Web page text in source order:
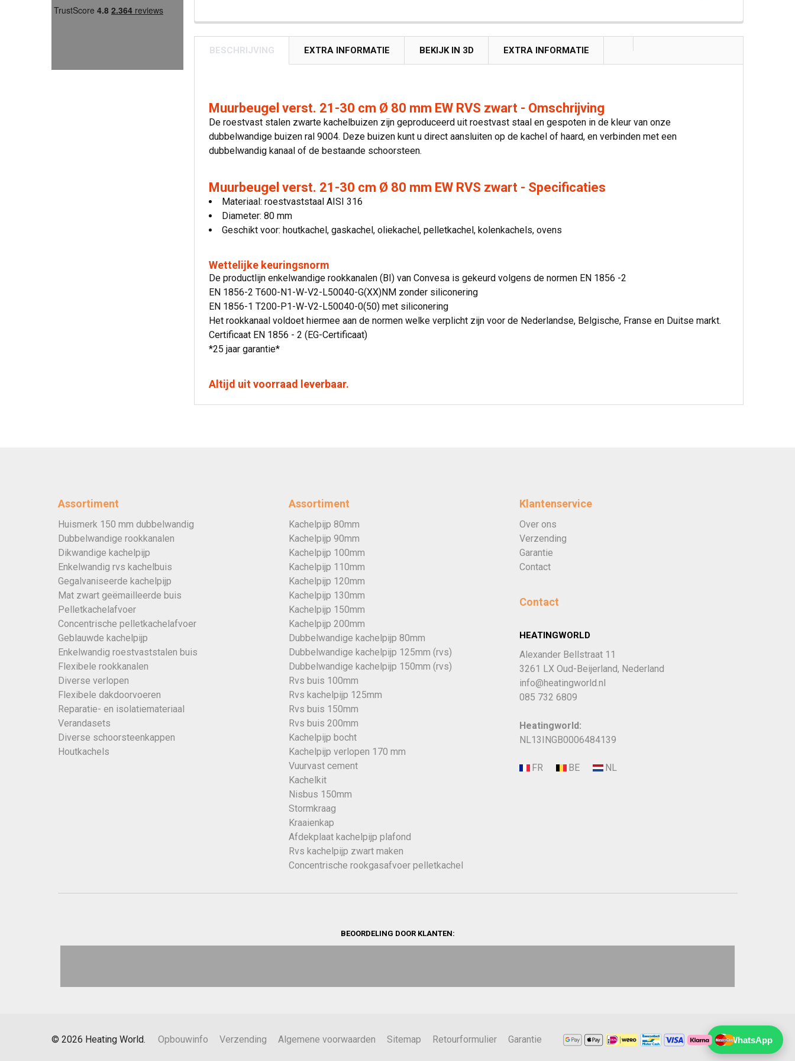
BESCHRIJVING EXTRA INFORMATIE BEKIJK IN 3D EXTRA INFORMATIE
Muurbeugel verst. 21-30 cm Ø 80 mm EW RVS zwart - Omschrijving
De roestvast stalen zwarte kachelbuizen zijn geproduceerd uit roestvast staal en gespoten in de kleur van onze
dubbelwandige buizen ral 9004. Deze buizen kunt u direct aansluiten op de kachel of haard, en verbinden met een
dubbelwandig kanaal of de bestaande schoorsteen.
Muurbeugel verst. 21-30 cm Ø 80 mm EW RVS zwart - Specificaties
Materiaal: roestvaststaal AISI 316
Diameter: 80 mm
Geschikt voor: houtkachel, gaskachel, oliekachel, pelletkachel, kolenkachels, ovens
Wettelijke keuringsnorm
De productlijn enkelwandige rookkanalen (BI) van Convesa is gekeurd volgens de normen EN 1856 -2
EN 1856-2 T600-N1-W-V2-L50040-G(XX)NM zonder siliconering
EN 1856-1 T200-P1-W-V2-L50040-0(50) met siliconering
Het rookkanaal voldoet hiermee aan de normen welke verplicht zijn voor de Nederlandse, Belgische, Franse en Duitse markt.
Certificaat EN 1856 - 2 (EG-Certificaat)
*25 jaar garantie*
Altijd uit voorraad leverbaar.
WhatsApp
Assortiment
Huismerk 150 mm dubbelwandig
Dubbelwandige rookkanalen
Dikwandige kachelpijp
Enkelwandig rvs kachelbuis
Gegalvaniseerde kachelpijp
Mat zwart geëmailleerde buis
Pelletkachelafvoer
Concentrische pelletkachelafvoer
Geblauwde kachelpijp
Enkelwandig roestvaststalen buis
Flexibele rookkanalen
Diverse verlopen
Flexibele dakdoorvoeren
Reparatie- en isolatiemateriaal
Verandasets
Diverse schoorsteenkappen
Houtkachels
Assortiment
Kachelpijp 80mm
Kachelpijp 90mm
Kachelpijp 100mm
Kachelpijp 110mm
Kachelpijp 120mm
Kachelpijp 130mm
Kachelpijp 150mm
Kachelpijp 200mm
Dubbelwandige kachelpijp 80mm
Dubbelwandige kachelpijp 125mm (rvs)
Dubbelwandige kachelpijp 150mm (rvs)
Rvs buis 100mm
Rvs kachelpijp 125mm
Rvs buis 150mm
Rvs buis 200mm
Kachelpijp bocht
Kachelpijp verlopen 170 mm
Vuurvast cement
Kachelkit
Nisbus 150mm
Stormkraag
Kraaienkap
Afdekplaat kachelpijp plafond
Rvs kachelpijp zwart maken
Concentrische rookgasafvoer pelletkachel
Klantenservice
Over ons
Verzending
Garantie
Contact
Contact
HEATINGWORLD
Alexander Bellstraat 11
3261 LX Oud-Beijerland, Nederland
info@heatingworld.nl
085 732 6809
Heatingworld:
NL13INGB0006484139
BEOORDELING DOOR KLANTEN:
© 2026 Heating World. Opbouwinfo Verzending Algemene voorwaarden Sitemap Retourformulier Garantie